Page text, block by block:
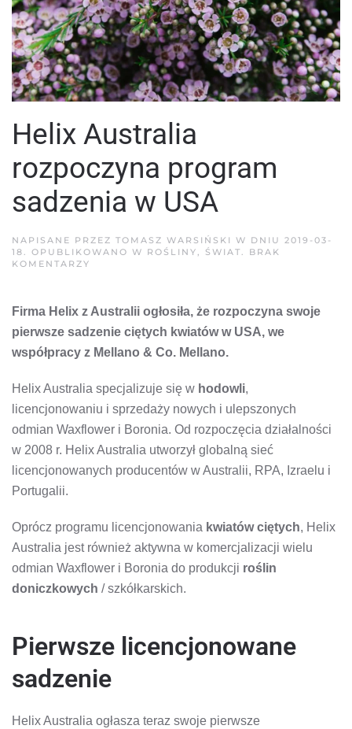
Helix Australia
rozpoczyna program
sadzenia w USA
NAPISANE PRZEZ TOMASZ WARSIŃSKI W DNIU 2019-03-
18. OPUBLIKOWANO W ROŚLINY, ŚWIAT. BRAK
KOMENTARZY
PROGRAM
W
USA
Firma Helix z Australii ogłosiła, że rozpoczyna swoje
pierwsze sadzenie ciętych kwiatów w USA, we
współpracy z Mellano & Co. Mellano.
Helix Australia specjalizuje się w hodowli,
licencjonowaniu i sprzedaży nowych i ulepszonych
odmian Waxflower i Boronia. Od rozpoczęcia działalności
w 2008 r. Helix Australia utworzył globalną sieć
licencjonowanych producentów w Australii, RPA, Izraelu i
Portugalii.
Oprócz programu licencjonowania kwiatów ciętych, Helix
Australia jest również aktywna w komercjalizacji wielu
odmian Waxflower i Boronia do produkcji roślin
doniczkowych / szkółkarskich.
Pierwsze licencjonowane
sadzenie
Helix Australia ogłasza teraz swoje pierwsze